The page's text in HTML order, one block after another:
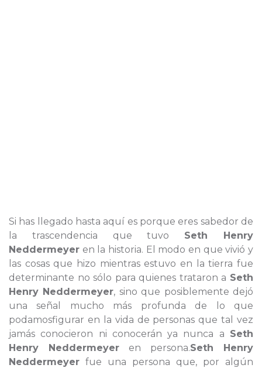
Si has llegado hasta aquí es porque eres sabedor de
la trascendencia que tuvo Seth Henry
Neddermeyer en la historia. El modo en que vivió y
las cosas que hizo mientras estuvo en la tierra fue
determinante no sólo para quienes trataron a Seth
Henry Neddermeyer, sino que posiblemente dejó
una señal mucho más profunda de lo que
podamosfigurar en la vida de personas que tal vez
jamás conocieron ni conocerán ya nunca a Seth
Henry Neddermeyer en persona.Seth Henry
Neddermeyer fue una persona que, por algún